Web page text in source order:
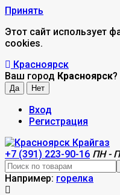
Принять
Этот сайт использует
cookies.
Красноярск
Ваш город Красноярск?
Вход
Регистрация
+7 (391) 223-90-16 ПН -
Например: горелка